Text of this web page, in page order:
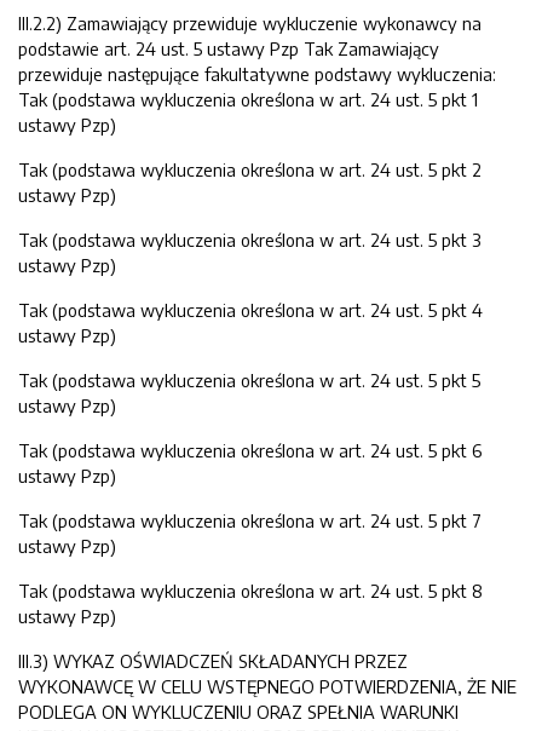
III.2.2) Zamawiający przewiduje wykluczenie wykonawcy na
podstawie art. 24 ust. 5 ustawy Pzp Tak Zamawiający
przewiduje następujące fakultatywne podstawy wykluczenia:
Tak (podstawa wykluczenia określona w art. 24 ust. 5 pkt 1
ustawy Pzp)
Tak (podstawa wykluczenia określona w art. 24 ust. 5 pkt 2
ustawy Pzp)
Tak (podstawa wykluczenia określona w art. 24 ust. 5 pkt 3
ustawy Pzp)
Tak (podstawa wykluczenia określona w art. 24 ust. 5 pkt 4
ustawy Pzp)
Tak (podstawa wykluczenia określona w art. 24 ust. 5 pkt 5
ustawy Pzp)
Tak (podstawa wykluczenia określona w art. 24 ust. 5 pkt 6
ustawy Pzp)
Tak (podstawa wykluczenia określona w art. 24 ust. 5 pkt 7
ustawy Pzp)
Tak (podstawa wykluczenia określona w art. 24 ust. 5 pkt 8
ustawy Pzp)
III.3) WYKAZ OŚWIADCZEŃ SKŁADANYCH PRZEZ
WYKONAWCĘ W CELU WSTĘPNEGO POTWIERDZENIA, ŻE NIE
PODLEGA ON WYKLUCZENIU ORAZ SPEŁNIA WARUNKI